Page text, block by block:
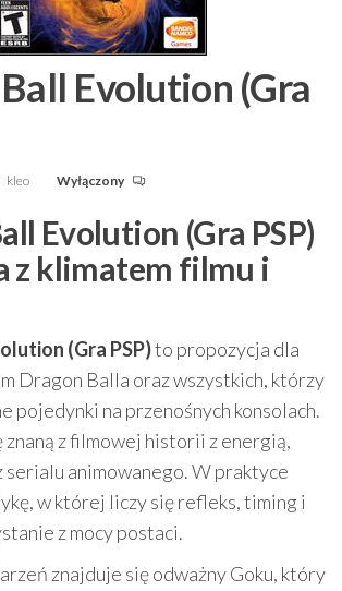
Evolution (Gra
kleo Wyłączony
Evolution (Gra PSP)
z klimatem filmu i
(Gra PSP)to propozycja dla
Dragon Balla oraz wszystkich, którzy
pojedynki na przenośnych konsolach.
znaną z filmowej historii z energią,
serialu animowanego. W praktyce
w której liczy się refleks, timing i
z mocy postaci.
znajduje się odważny Goku, który